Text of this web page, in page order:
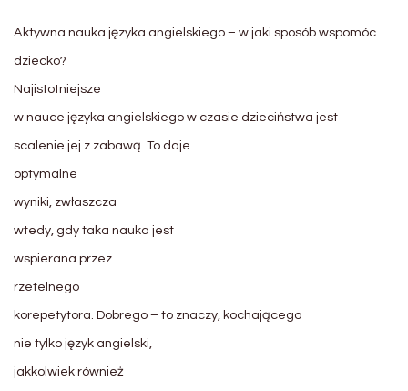
Aktywna nauka języka angielskiego – w jaki sposób wspomóc
dziecko?
Najistotniejsze
w nauce języka angielskiego w czasie dzieciństwa jest
scalenie jej z zabawą. To daje
optymalne
wyniki, zwłaszcza
wtedy, gdy taka nauka jest
wspierana przez
rzetelnego
korepetytora. Dobrego – to znaczy, kochającego
nie tylko język angielski,
jakkolwiek również